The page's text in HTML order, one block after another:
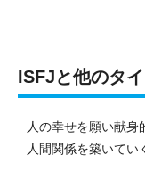
ISFJと他のタ
人の幸せを願い献身
人間関係を築いてい